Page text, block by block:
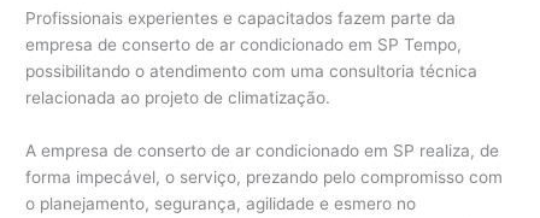
Profissionais experientes e capacitados fazem parte da
empresa de conserto de ar condicionado em SP Tempo,
possibilitando o atendimento com uma consultoria técnica
relacionada ao projeto de climatização.
A empresa de conserto de ar condicionado em SP realiza, de
forma impecável, o serviço, prezando pelo compromisso com
o planejamento, segurança, agilidade e esmero no